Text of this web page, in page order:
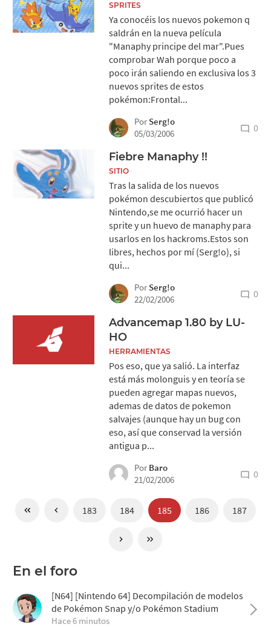
SPRITES
Ya conocéis los nuevos pokemon q
saldrán en la nueva película
"Manaphy principe del mar".Pues
comprobar Wah porque poco a
poco irán saliendo en exclusiva los 3
nuevos sprites de estos
pokémon:Frontal...
Por Serg!o
05/03/2006
0
Fiebre Manaphy !!
SITIO
Tras la salida de los nuevos
pokémon descubiertos que publicó
Nintendo,se me ocurrió hacer un
sprite y un huevo de manaphy para
usarlos en los hackroms.Estos son
libres, hechos por mí (Serg!o), si
qui...
Por Serg!o
22/02/2006
0
Advancemap 1.80 by LU-
HO
HERRAMIENTAS
Pos eso, que ya salió. La interfaz
está más molonguis y en teoría se
pueden agregar mapas nuevos,
ademas de datos de pokemon
salvajes (aunque hay un bug con
eso, así que conservad la versión
antigua p...
Por Baro
21/02/2006
0
183 184 185 186 187
En el foro
[N64] [Nintendo 64] Decompilación de modelos
de Pokémon Snap y/o Pokémon Stadium
Hace 6 minutos